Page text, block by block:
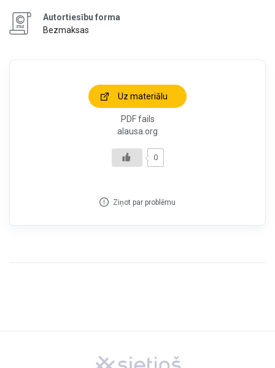
Autortiesību forma
Bezmaksas
Uz materiālu
PDF fails
alausa.org
0
Ziņot par problēmu